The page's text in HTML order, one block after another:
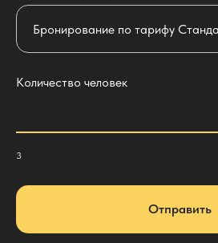
Количество человек
3
Отправить